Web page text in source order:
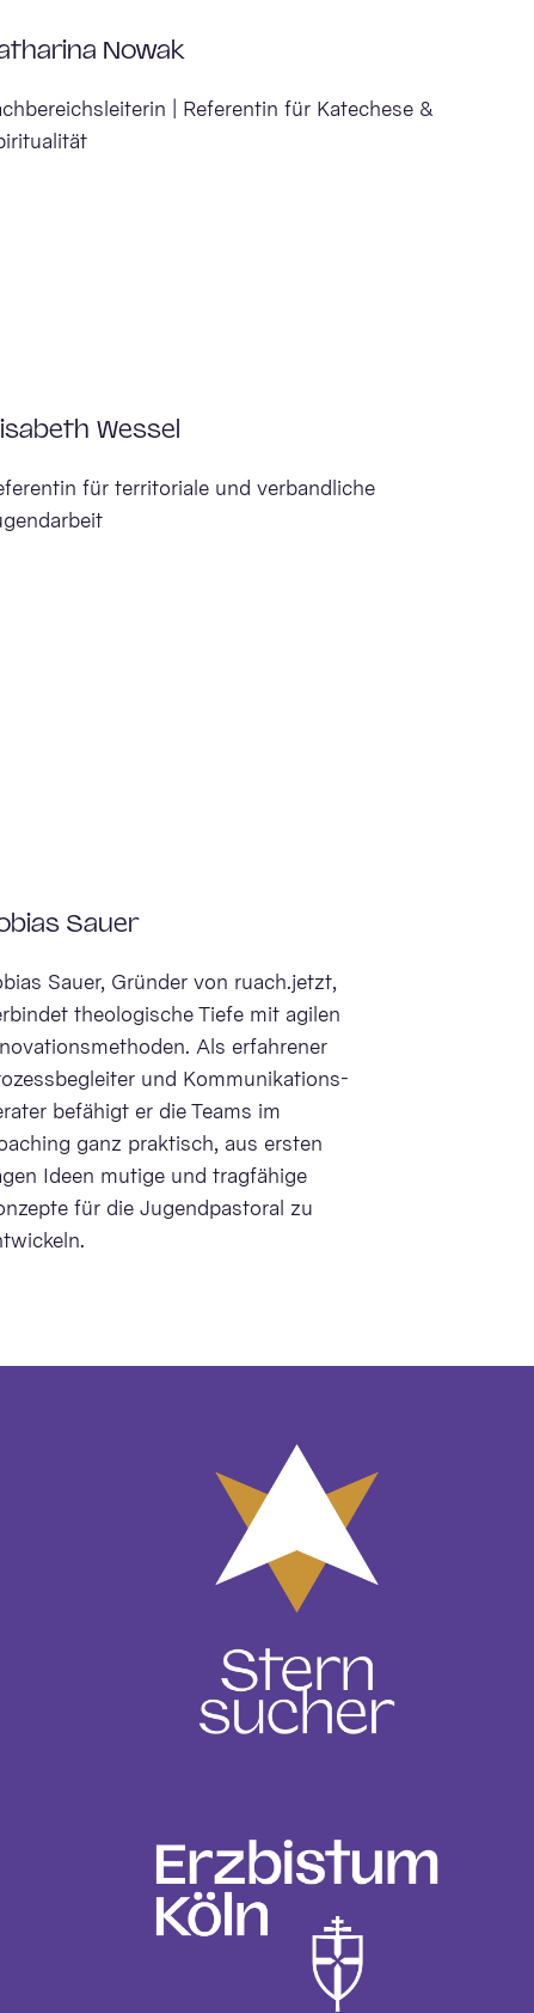
Nowak
| Referentin für Katechese &
Wessel
für territoriale und verbandliche
Sauer
Sauer, Gründer von ruach.jetzt,
theologische Tiefe mit agilen
Als erfahrener
und Kommunikations-
befähigt er die Teams im
ganz praktisch, aus ersten
Ideen mutige und tragfähige
für die Jugendpastoral zu